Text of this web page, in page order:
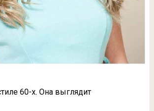
60-х. Она выглядит